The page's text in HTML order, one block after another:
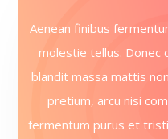
Aenean finibus
molestie tellus. Donec
blandit massa mattis
pretium, arcu nisi
fermentum purus et